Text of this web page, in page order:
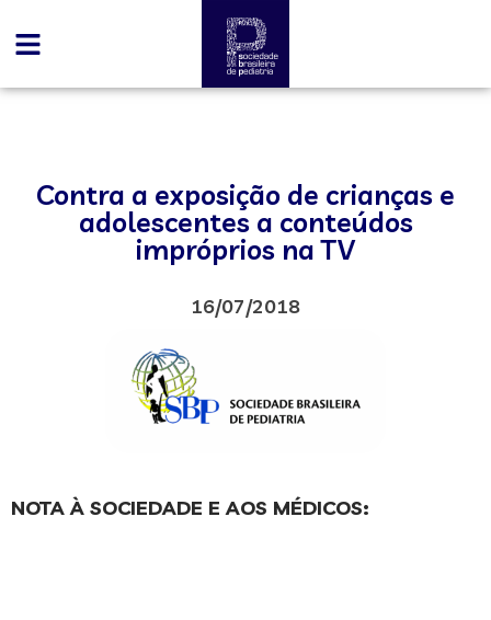
Contra a exposição de crianças e
adolescentes a conteúdos
impróprios na TV
16/07/2018
NOTA À SOCIEDADE E AOS MÉDICOS: